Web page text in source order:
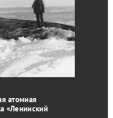
атомная
«Ленинский